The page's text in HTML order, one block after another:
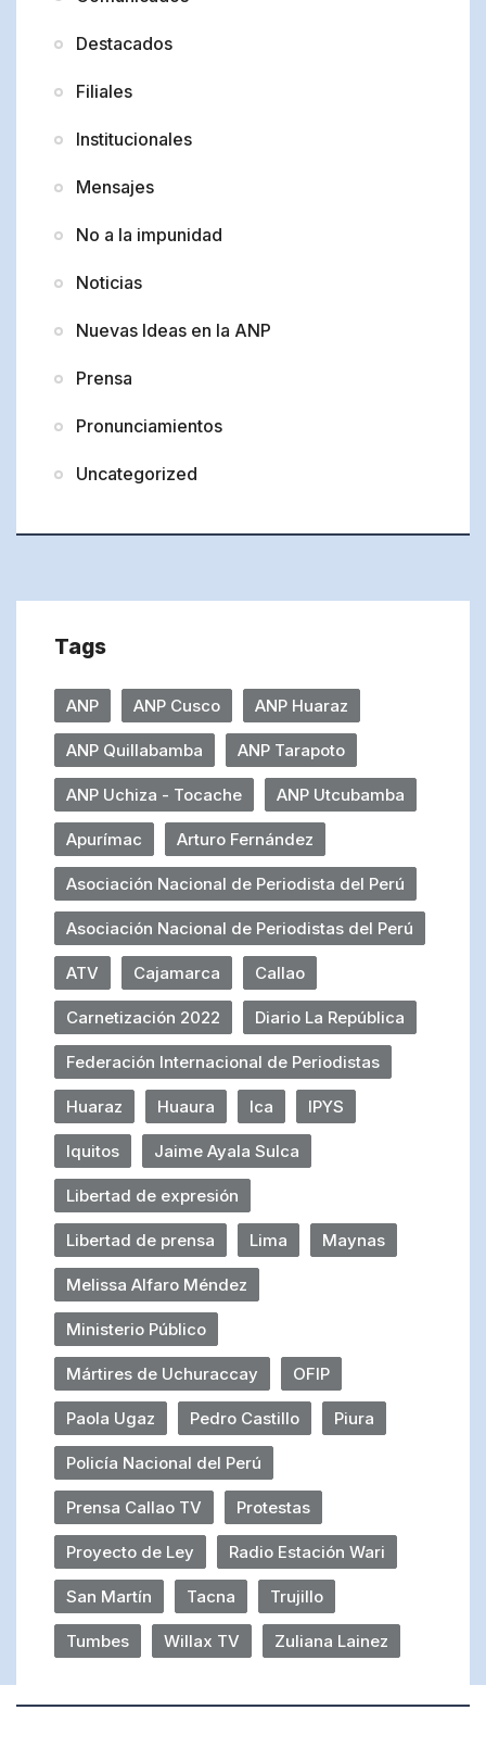
Destacados
Filiales
Institucionales
Mensajes
No a la impunidad
Noticias
Nuevas Ideas en la ANP
Prensa
Pronunciamientos
Uncategorized
Tags
ANP ANP Cusco ANP Huaraz
ANP Quillabamba ANP Tarapoto
ANP Uchiza - Tocache ANP Utcubamba
Apurímac Arturo Fernández
Asociación Nacional de Periodista del Perú
Asociación Nacional de Periodistas del Perú
ATV Cajamarca Callao
Carnetización 2022 Diario La República
Federación Internacional de Periodistas
Huaraz Huaura Ica IPYS
Iquitos Jaime Ayala Sulca
Libertad de expresión
Libertad de prensa Lima Maynas
Melissa Alfaro Méndez
Ministerio Público
Mártires de Uchuraccay OFIP
Paola Ugaz Pedro Castillo Piura
Policía Nacional del Perú
Prensa Callao TV Protestas
Proyecto de Ley Radio Estación Wari
San Martín Tacna Trujillo
Tumbes Willax TV Zuliana Lainez